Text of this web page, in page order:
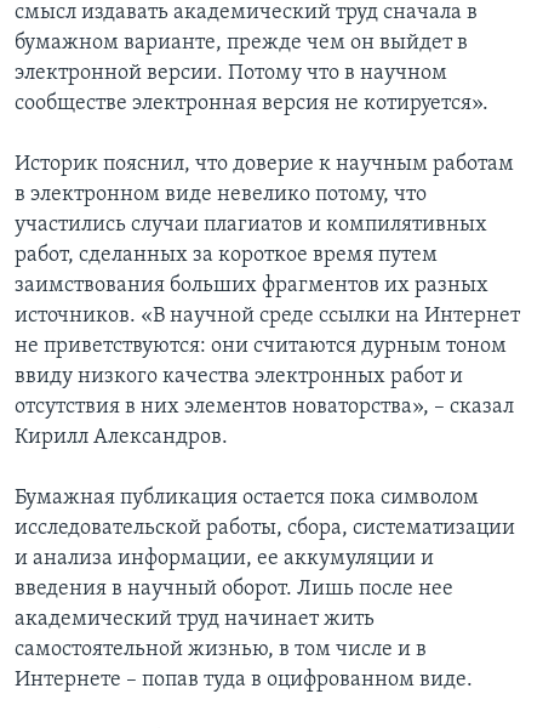
смысл издавать академический труд сначала в
бумажном варианте, прежде чем он выйдет в
электронной версии. Потому что в научном
сообществе электронная версия не котируется».
Историк пояснил, что доверие к научным работам
в электронном виде невелико потому, что
участились случаи плагиатов и компилятивных
работ, сделанных за короткое время путем
заимствования больших фрагментов их разных
источников. «В научной среде ссылки на Интернет
не приветствуются: они считаются дурным тоном
ввиду низкого качества электронных работ и
отсутствия в них элементов новаторства», – сказал
Кирилл Александров.
Бумажная публикация остается пока символом
исследовательской работы, сбора, систематизации
и анализа информации, ее аккумуляции и
введения в научный оборот. Лишь после нее
академический труд начинает жить
самостоятельной жизнью, в том числе и в
Интернете – попав туда в оцифрованном виде.